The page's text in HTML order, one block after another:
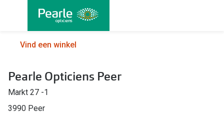
Alle brillen
Herenbrillen
Kinderbrillen
Vind een winkel
Pearle Opticiens Peer
Markt 27 -1
3990 Peer